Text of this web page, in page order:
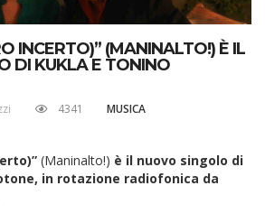
INCERTO)” (MANINALTO!) È IL
DI KUKLA E TONINO
4341 MUSICA
(Maninalto!) è il nuovo singolo di
in rotazione radiofonica da